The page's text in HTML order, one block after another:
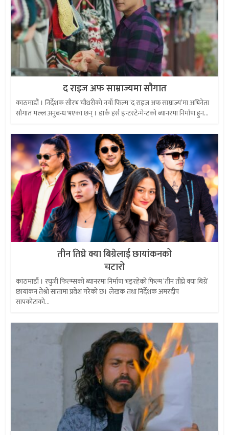
द राइज अफ साम्राज्यमा सौगात
काठमाडौं । निर्देशक सौरभ चौधरीको नयाँ फिल्म ‘द राइज अफ साम्राज्य’मा अभिनेता
सौगात मल्ल अनुबन्ध भएका छन् । डार्क हर्स इन्टरटेन्मेन्टको ब्यानरमा निर्माण हुन...
तीन तिघ्रे क्या बिग्रेलाई छायांकनको
चटारो
काठमाडौं । रघुजी फिल्म्सको ब्यानरमा निर्माण भइरहेको फिल्म ‘तीन तीघ्रे क्या बिग्रे’
छायांकन तेश्रो सातामा प्रवेश गरेको छ। लेखक तथा निर्देशक अमरदीप
सापकोटाको...